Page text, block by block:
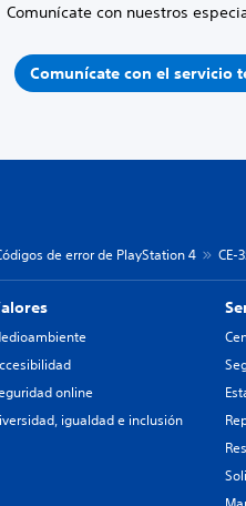
Comunícate con nuestros
Comunícate con el servicio
de error de PlayStation 4 CE-
online
igualdad e inclusión